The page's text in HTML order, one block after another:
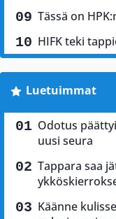
Tässä on
HIFK teki
Luetuimmat
Odotus
uusi seura
Tappara saa
Käänne